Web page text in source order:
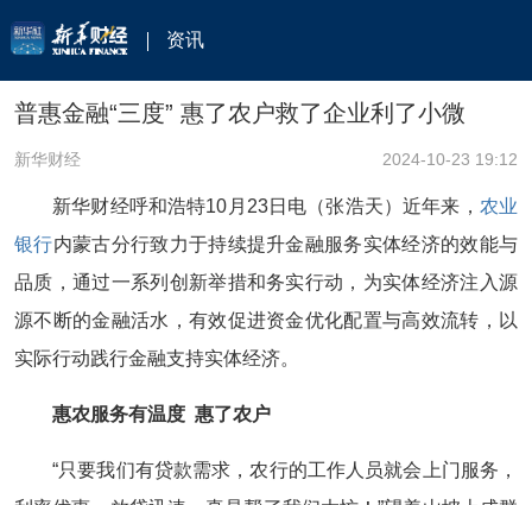
资讯
普惠金融“三度” 惠了农户救了企业利了小微
新华财经 2024-10-23 19:12
新华财经呼和浩特10月23日电（张浩天）近年来， 农业
银行内蒙古分行致力于持续提升金融服务实体经济的效能与
品质，通过一系列创新举措和务实行动，为实体经济注入源
源不断的金融活水，有效促进资金优化配置与高效流转，以
实际行动践行金融支持实体经济。
惠农服务有温度 惠了农户
“只要我们有贷款需求，农行的工作人员就会上门服务，